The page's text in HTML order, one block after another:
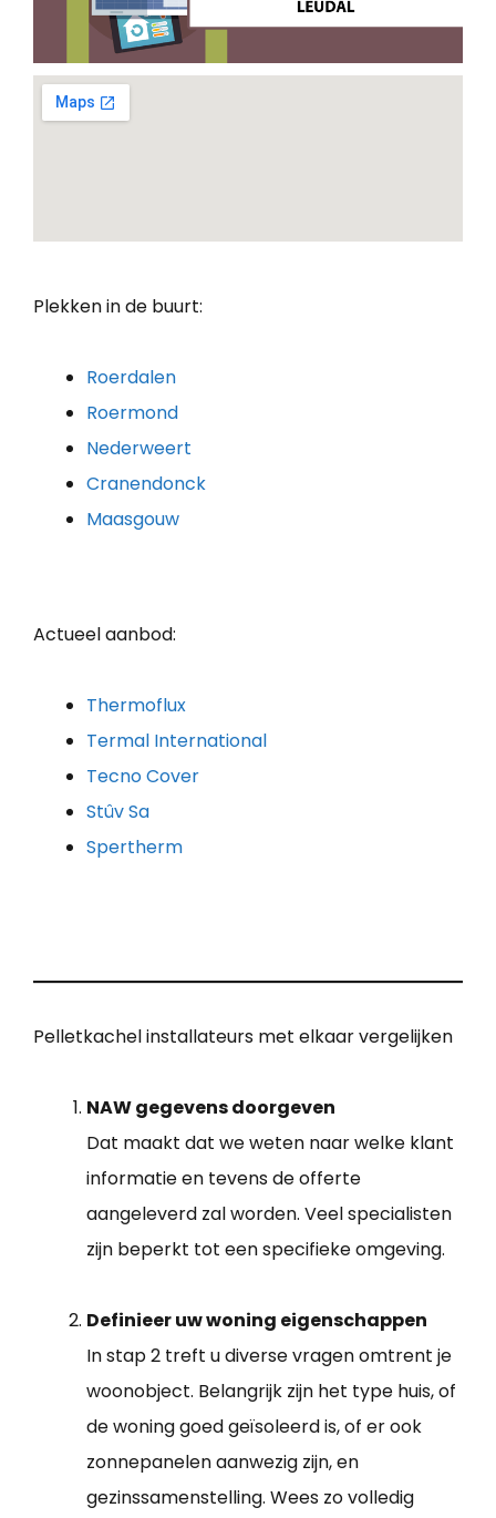
Plekken in de buurt:
Roerdalen
Roermond
Nederweert
Cranendonck
Maasgouw
Actueel aanbod:
Thermoflux
Termal International
Tecno Cover
Stûv Sa
Spertherm
Pelletkachel installateurs met elkaar vergelijken
NAW gegevens doorgeven
Dat maakt dat we weten naar welke klant
informatie en tevens de offerte
aangeleverd zal worden. Veel specialisten
zijn beperkt tot een specifieke omgeving.
Definieer uw woning eigenschappen
In stap 2 treft u diverse vragen omtrent je
woonobject. Belangrijk zijn het type huis, of
de woning goed geïsoleerd is, of er ook
zonnepanelen aanwezig zijn, en
gezinssamenstelling. Wees zo volledig